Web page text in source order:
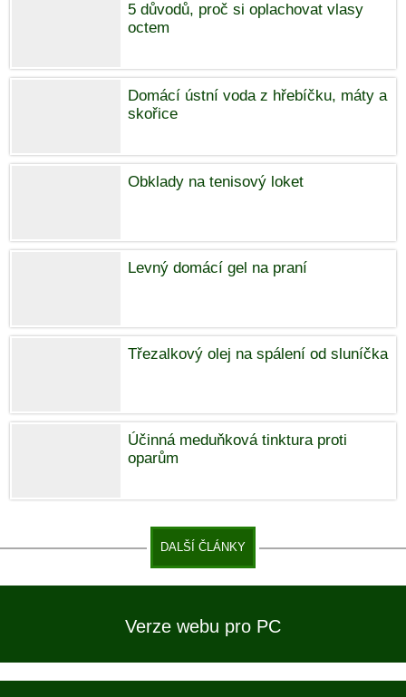
5 důvodů, proč si oplachovat vlasy
octem
Domácí ústní voda z hřebíčku, máty a
skořice
Obklady na tenisový loket
Levný domácí gel na praní
Třezalkový olej na spálení od sluníčka
Účinná meduňková tinktura proti
oparům
DALŠÍ ČLÁNKY
Verze webu pro PC